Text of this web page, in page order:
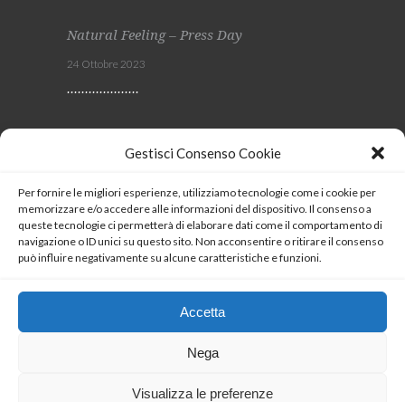
Gestisci Consenso Cookie
Per fornire le migliori esperienze, utilizziamo tecnologie come i cookie per
memorizzare e/o accedere alle informazioni del dispositivo. Il consenso a
queste tecnologie ci permetterà di elaborare dati come il comportamento di
navigazione o ID unici su questo sito. Non acconsentire o ritirare il consenso
può influire negativamente su alcune caratteristiche e funzioni.
Accetta
Nega
Visualizza le preferenze
Natural Feeling – Press Day
24 Ottobre 2023
SEGUICI
Coockie Policy